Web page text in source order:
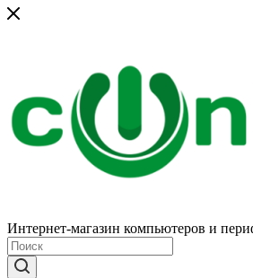
Интернет-магазин компьютеров и